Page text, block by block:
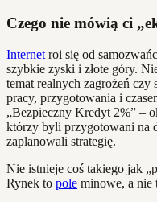
Czego nie mówią ci
Internet roi się od
szybkie zyski i złote góry.
temat realnych zagrożeń
pracy, przygotowania i
„Bezpieczny Kredyt 2%” –
którzy byli przygotowani na
zaplanowali strategię.
Nie istnieje coś takiego jak
Rynek to pole minowe, a nie